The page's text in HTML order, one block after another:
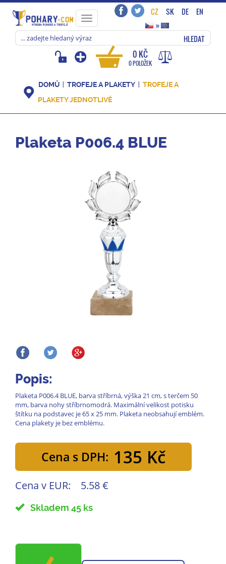
Toggle
navigation
CZ SK DE
EN
»
HLEDAT
0 KČ
0 POLOŽEK
DOMŮ TROFEJE A PLAKETY
TROFEJE A
PLAKETY JEDNOTLIVĚ
Plaketa P006.4 BLUE
Popis:
Plaketa P006.4 BLUE, barva stříbrná, výška 21 cm, s terčem 50
mm, barva nohy stříbrnomodrá. Maximální velikost potisku
štítku na podstavec je 65 x 25 mm. Plaketa neobsahují emblém.
Cena plakety je bez emblému.
Cena s DPH: 135 Kč
Cena v EUR: 5.58 €
Skladem 45 ks